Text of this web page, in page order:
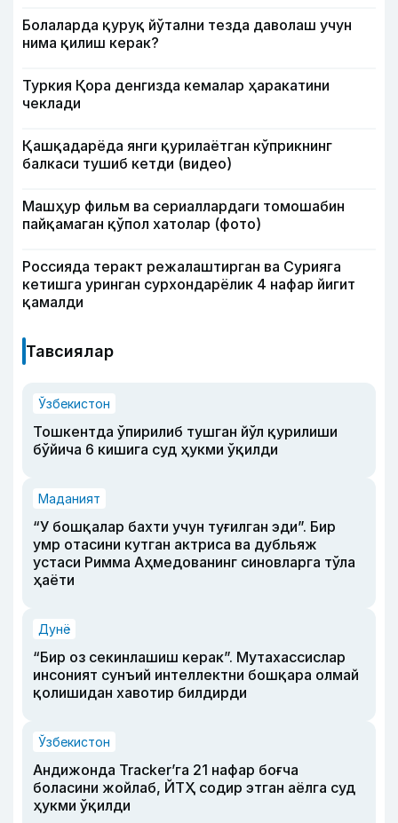
Болаларда қуруқ йўтални тезда даволаш учун
нима қилиш керак?
Туркия Қора денгизда кемалар ҳаракатини
чеклади
Қашқадарёда янги қурилаётган кўприкнинг
балкаси тушиб кетди (видео)
Машҳур фильм ва сериаллардаги томошабин
пайқамаган қўпол хатолар (фото)
Россияда теракт режалаштирган ва Сурияга
кетишга уринган сурхондарёлик 4 нафар йигит
қамалди
Тавсиялар
Ўзбекистон
Тошкентда ўпирилиб тушган йўл қурилиши
бўйича 6 кишига суд ҳукми ўқилди
Маданият
“У бошқалар бахти учун туғилган эди”. Бир
умр отасини кутган актриса ва дубльяж
устаси Римма Аҳмедованинг синовларга тўла
ҳаёти
Дунё
“Бир оз секинлашиш керак”. Мутахассислар
инсоният сунъий интеллектни бошқара олмай
қолишидан хавотир билдирди
Ўзбекистон
Андижонда Tracker’га 21 нафар боғча
боласини жойлаб, ЙТҲ содир этган аёлга суд
ҳукми ўқилди